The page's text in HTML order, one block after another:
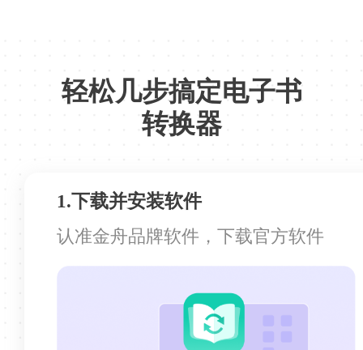
轻松几步搞定电子书
转换器
1.下载并安装软件
认准金舟品牌软件，下载官方软件
转换的效果很好，文字格式都没有变，非常
赞的一款软件！
批量处理效率很快
批量处理效率很快，支持转换的格式也很